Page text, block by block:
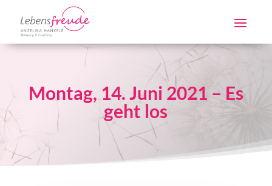
Montag, 14. Juni 2021 – Es
geht los